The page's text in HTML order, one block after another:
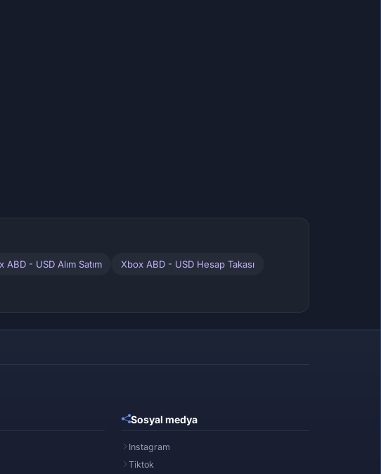
ABD - USD Alım Satım Xbox ABD - USD Hesap Takası
Sosyal medya
Instagram
Tiktok